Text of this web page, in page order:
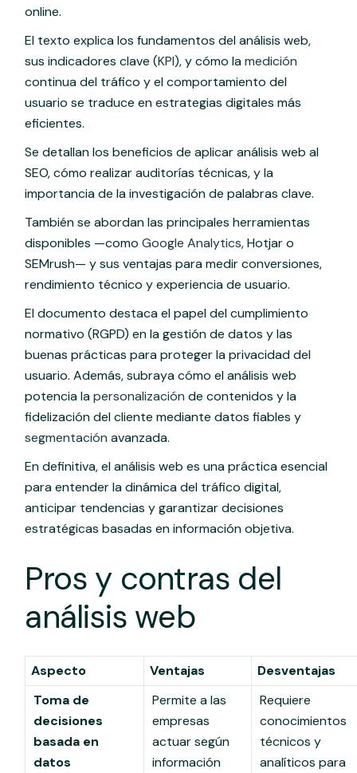
online.
El texto explica los fundamentos del análisis web,
sus indicadores clave (KPI), y cómo lamedición
continua del tráfico y el comportamiento del
usuario se traduce en estrategias digitales más
eficientes.
Se detallan los beneficios de aplicar análisis web al
SEO, cómo realizar auditorías técnicas, y la
importancia de la investigación de palabras clave.
También se abordan las principales herramientas
disponibles —comoGoogle Analytics, Hotjar o
SEMrush— y sus ventajas para medir conversiones,
rendimiento técnico y experiencia de usuario.
El documento destaca el papel del cumplimiento
normativo (RGPD) en la gestión de datos y las
buenas prácticas para proteger la privacidad del
usuario. Además, subraya cómo el análisis web
potencia lapersonalización de contenidos y la
fidelización del cliente mediante datos fiables y
segmentación avanzada.
En definitiva, el análisis web es una práctica esencial
para entender la dinámica del tráfico digital,
anticipar tendencias y garantizar decisiones
estratégicas basadas en información objetiva.
Pros y contras del
análisis web
Aspecto Ventajas
Desventajas
Toma de
decisiones
basada en
datos
Permite a las
empresas
actuar según
información
Requiere
conocimientos
técnicos y
analíticos para